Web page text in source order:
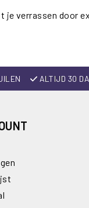
je verrassen door
ALTIJD 30